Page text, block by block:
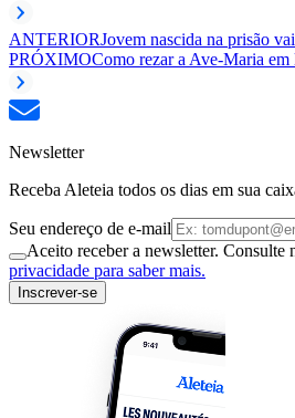
ANTERIORJovem nascida na prisão
PRÓXIMOComo rezar a Ave-Maria em
Newsletter
Receba Aleteia todos os dias em sua
Seu endereço de e-mail
Aceito receber a newsletter. Consulte
privacidade para saber mais.
Inscrever-se